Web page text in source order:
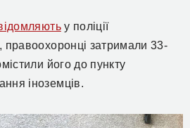
у поліції
правоохоронці затримали 33-
його до пункту
іноземців.